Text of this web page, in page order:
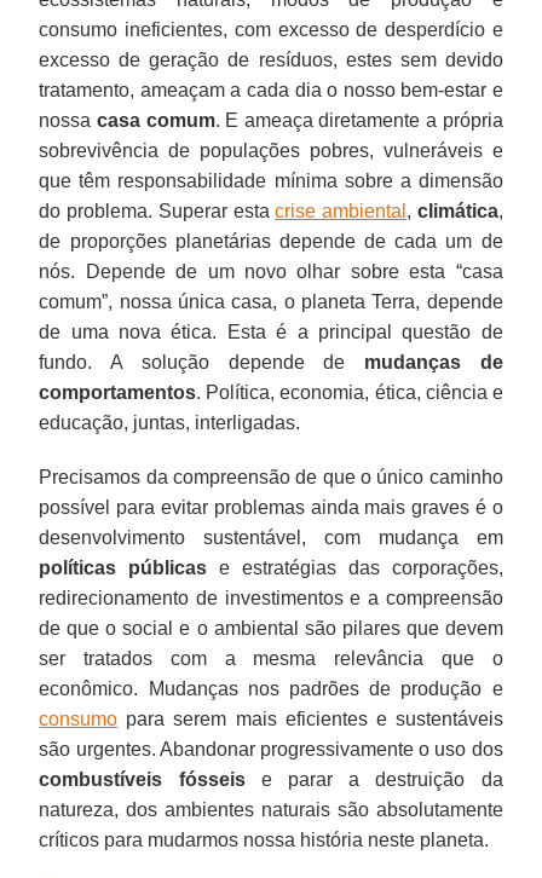
consumo ineficientes, com excesso de desperdício e
excesso de geração de resíduos, estes sem devido
tratamento, ameaçam a cada dia o nosso bem-estar e
nossa casa comum. E ameaça diretamente a própria
sobrevivência de populações pobres, vulneráveis e
que têm responsabilidade mínima sobre a dimensão
do problema. Superar estacrise ambiental , climática,
de proporções planetárias depende de cada um de
nós. Depende de um novo olhar sobre esta “casa
comum”, nossa única casa, o planeta Terra, depende
de uma nova ética. Esta é a principal questão de
fundo. A solução depende de mudanças de
comportamentos. Política, economia, ética, ciência e
educação, juntas, interligadas.
Precisamos da compreensão de que o único caminho
possível para evitar problemas ainda mais graves é o
desenvolvimento sustentável, com mudança em
políticas públicas e estratégias das corporações,
redirecionamento de investimentos e a compreensão
de que o social e o ambiental são pilares que devem
ser tratados com a mesma relevância que o
econômico. Mudanças nos padrões de produção e
consumo para serem mais eficientes e sustentáveis
são urgentes. Abandonar progressivamente o uso dos
combustíveis fósseise parar a destruição da
natureza, dos ambientes naturais são absolutamente
críticos para mudarmos nossa história neste planeta.